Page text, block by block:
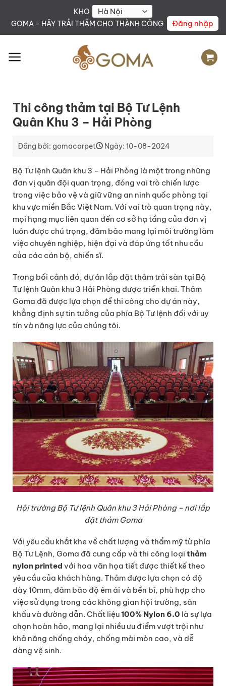
KHO
GOMA - HÃY TRẢI THẢM CHO THÀNH CÔNG
Đăng nhập
Thi công thảm tại Bộ Tư Lệnh
Quân Khu 3 – Hải Phòng
Đăng bởi: gomacarpet Ngày: 10-08-2024
Bộ Tư lệnh Quân khu 3 – Hải Phòng là một trong những
đơn vị quân đội quan trọng, đóng vai trò chiến lược
trong việc bảo vệ và giữ vững an ninh quốc phòng tại
khu vực miền Bắc Việt Nam. Với vai trò quan trọng này,
mọi hạng mục liên quan đến cơ sở hạ tầng của đơn vị
luôn được chú trọng, đảm bảo mang lại môi trường làm
việc chuyên nghiệp, hiện đại và đáp ứng tốt nhu cầu
của các cán bộ, chiến sĩ.
Trong bối cảnh đó, dự án lắp đặt thảm trải sàn tại Bộ
Tư lệnh Quân khu 3 Hải Phòng được triển khai. Thảm
Goma đã được lựa chọn để thi công cho dự án này,
khẳng định sự tin tưởng của phía Bộ Tư lệnh đối với uy
tín và năng lực của chúng tôi.
Hội trường Bộ Tư lệnh Quân khu 3 Hải Phòng – nơi lắp
đặt thảm Goma
Với yêu cầu khắt khe về chất lượng và thẩm mỹ từ phía
Bộ Tư Lệnh, Goma đã cung cấp và thi công loại thảm
nylon printed với hoa văn họa tiết được thiết kế theo
yêu cầu của khách hàng. Thảm được lựa chọn có độ
dày 10mm, đảm bảo độ êm ái và bền bỉ, phù hợp cho
việc sử dụng trong các không gian hội trường, sân
khấu và đường dẫn. Chất liệu100% Nylon 6.0 là sự lựa
chọn hoàn hảo, mang lại nhiều ưu điểm vượt trội như
khả năng chống cháy, chống mài mòn cao, và dễ
dàng vệ sinh.